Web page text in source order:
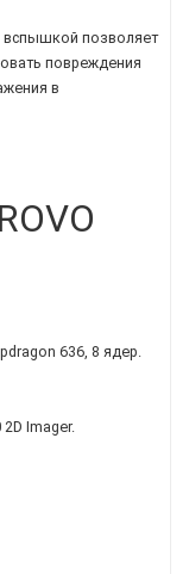
вспышкой позволяет
повреждения
в
636, 8 ядер.
Imager.